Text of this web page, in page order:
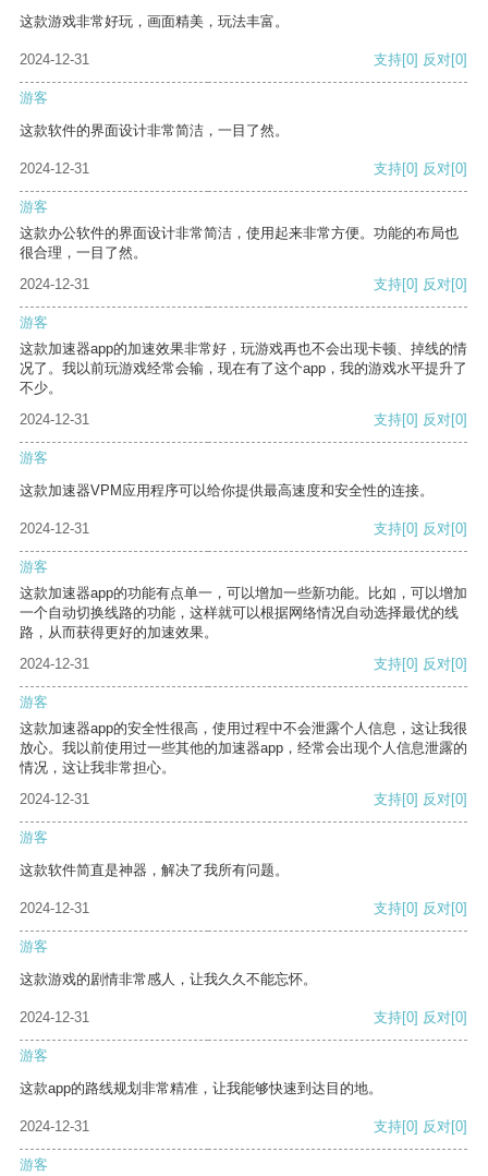
这款游戏非常好玩，画面精美，玩法丰富。
2024-12-31 支持[0] 反对[0]
游客
这款软件的界面设计非常简洁，一目了然。
2024-12-31 支持[0] 反对[0]
游客
这款办公软件的界面设计非常简洁，使用起来非常方便。功能的布局也
很合理，一目了然。
2024-12-31
支持[0] 反对[0]
游客
这款加速器app的加速效果非常好，玩游戏再也不会出现卡顿、掉线的情
况了。我以前玩游戏经常会输，现在有了这个app，我的游戏水平提升了
不少。
2024-12-31
支持[0] 反对[0]
游客
这款加速器VPM应用程序可以给你提供最高速度和安全性的连接。
2024-12-31 支持[0] 反对[0]
游客
这款加速器app的功能有点单一，可以增加一些新功能。比如，可以增加
一个自动切换线路的功能，这样就可以根据网络情况自动选择最优的线
路，从而获得更好的加速效果。
2024-12-31
支持[0] 反对[0]
游客
这款加速器app的安全性很高，使用过程中不会泄露个人信息，这让我很
放心。我以前使用过一些其他的加速器app，经常会出现个人信息泄露的
情况，这让我非常担心。
2024-12-31
支持[0] 反对[0]
游客
这款软件简直是神器，解决了我所有问题。
2024-12-31 支持[0] 反对[0]
游客
这款游戏的剧情非常感人，让我久久不能忘怀。
2024-12-31 支持[0] 反对[0]
游客
这款app的路线规划非常精准，让我能够快速到达目的地。
2024-12-31 支持[0] 反对[0]
游客